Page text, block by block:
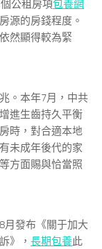
公租房項包養網
源的房錢程度。
然顯得較為緊
。本年7月，中共
進生齒持久平衡
時，對合適本地
未成年後代的家
方面賜與恰當照
發布《關于加大
》， 長期包養此